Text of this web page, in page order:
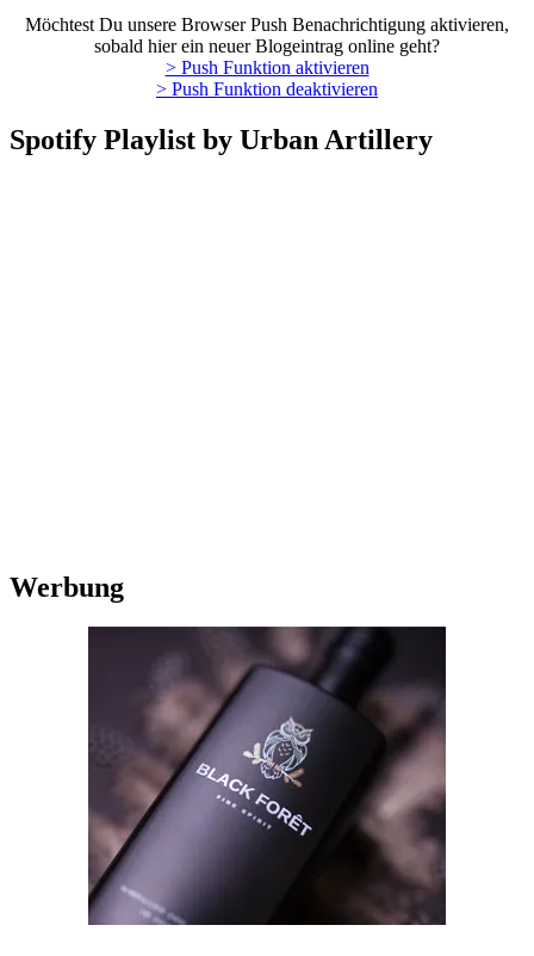
Möchtest Du unsere Browser Push Benachrichtigung aktivieren,
sobald hier ein neuer Blogeintrag online geht?
> Push Funktion aktivieren
> Push Funktion deaktivieren
Spotify Playlist by Urban Artillery
Werbung